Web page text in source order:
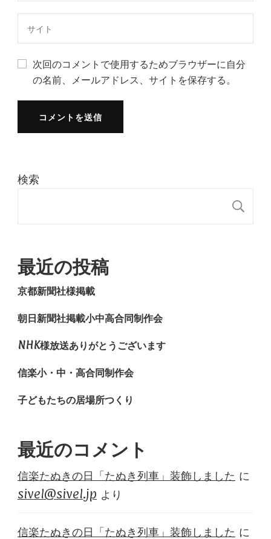
次回のコメントで使用するためブラウザーに自分
の名前、メールアドレス、サイトを保存する。
検索
最近の投稿
京都新聞社様掲載
朝日新聞社掲載小中高合同制作会
NHK様放送ありがとうございます
信楽小・中・高合同制作会
子どもたちの居場所つくり
最近のコメント
信楽たぬきの日「たぬき列車」装飾しました に
sivel@sivel.jp より
信楽たぬきの日「たぬき列車」装飾しました に